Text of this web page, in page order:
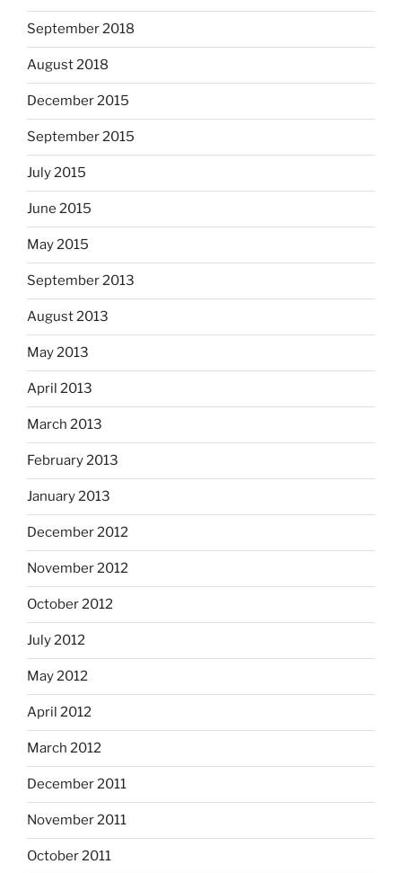
September 2018
August 2018
December 2015
September 2015
July 2015
June 2015
May 2015
September 2013
August 2013
May 2013
April 2013
March 2013
February 2013
January 2013
December 2012
November 2012
October 2012
July 2012
May 2012
April 2012
March 2012
December 2011
November 2011
October 2011